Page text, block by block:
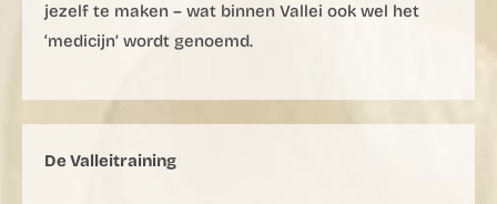
jezelf te maken – wat binnen Vallei ook wel het
‘medicijn’ wordt genoemd.
De Valleitraining